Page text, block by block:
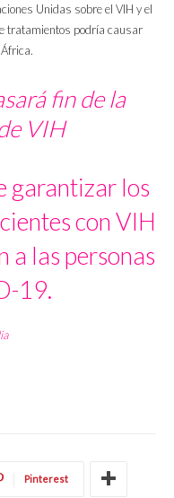
Unidas sobre el VIH y el
tratamientos podría causar
fin de la
VIH
garantizar los
con VIH
a las personas
19.
Pinterest